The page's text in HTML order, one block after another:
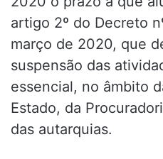
artigo 2º do Decreto
março de 2020, que
suspensão das
essencial, no âmbito
Estado, da
das autarquias.